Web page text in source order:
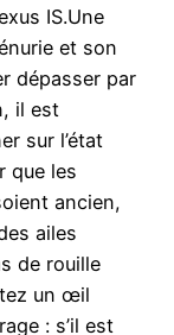
IS.Une
et son
dépasser par
il est
sur l’état
que les
ancien,
ailes
de rouille
un œil
: s’il est